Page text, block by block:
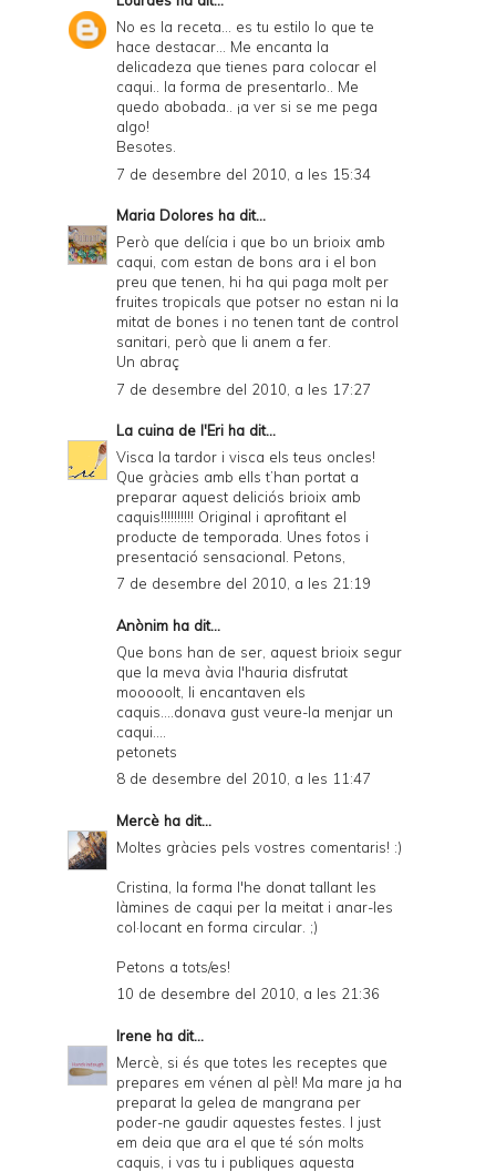
No es la receta... es tu estilo lo que te
hace destacar... Me encanta la
delicadeza que tienes para colocar el
caqui.. la forma de presentarlo.. Me
quedo abobada.. ¡a ver si se me pega
algo!
Besotes.
7 de desembre del 2010, a les 15:34
Maria Dolores ha dit...
Però que delícia i que bo un brioix amb
caqui, com estan de bons ara i el bon
preu que tenen, hi ha qui paga molt per
fruites tropicals que potser no estan ni la
mitat de bones i no tenen tant de control
sanitari, però que li anem a fer.
Un abraç
7 de desembre del 2010, a les 17:27
La cuina de l'Eri ha dit...
Visca la tardor i visca els teus oncles!
Que gràcies amb ells t’han portat a
preparar aquest deliciós brioix amb
caquis!!!!!!!!!! Original i aprofitant el
producte de temporada. Unes fotos i
presentació sensacional. Petons,
7 de desembre del 2010, a les 21:19
Anònim ha dit...
Que bons han de ser, aquest brioix segur
que la meva àvia l'hauria disfrutat
mooooolt, li encantaven els
caquis....donava gust veure-la menjar un
caqui....
petonets
8 de desembre del 2010, a les 11:47
Mercè ha dit...
Moltes gràcies pels vostres comentaris! :)
Cristina, la forma l'he donat tallant les
làmines de caqui per la meitat i anar-les
col·locant en forma circular. ;)
Petons a tots/es!
10 de desembre del 2010, a les 21:36
Irene ha dit...
Mercè, si és que totes les receptes que
prepares em vénen al pèl! Ma mare ja ha
preparat la gelea de mangrana per
poder-ne gaudir aquestes festes. I just
em deia que ara el que té són molts
caquis, i vas tu i publiques aquesta